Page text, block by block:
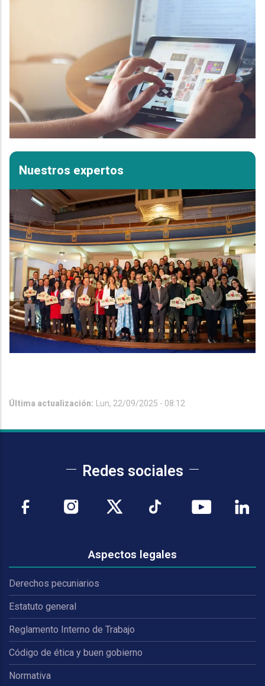
Nuestros expertos
Última actualización: Lun, 22/09/2025 - 08:12
Redes sociales
Aspectos legales
Derechos pecuniarios
Estatuto general
Reglamento Interno de Trabajo
Código de ética y buen gobierno
Normativa